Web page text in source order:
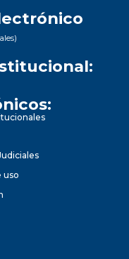
uso